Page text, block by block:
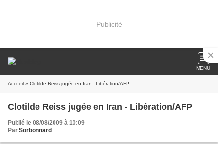
Publicité
MENU
Accueil » Clotilde Reiss jugée en Iran - Libération/AFP
Clotilde Reiss jugée en Iran - Libération/AFP
Publié le 08/08/2009 à 10:09
Par Sorbonnard